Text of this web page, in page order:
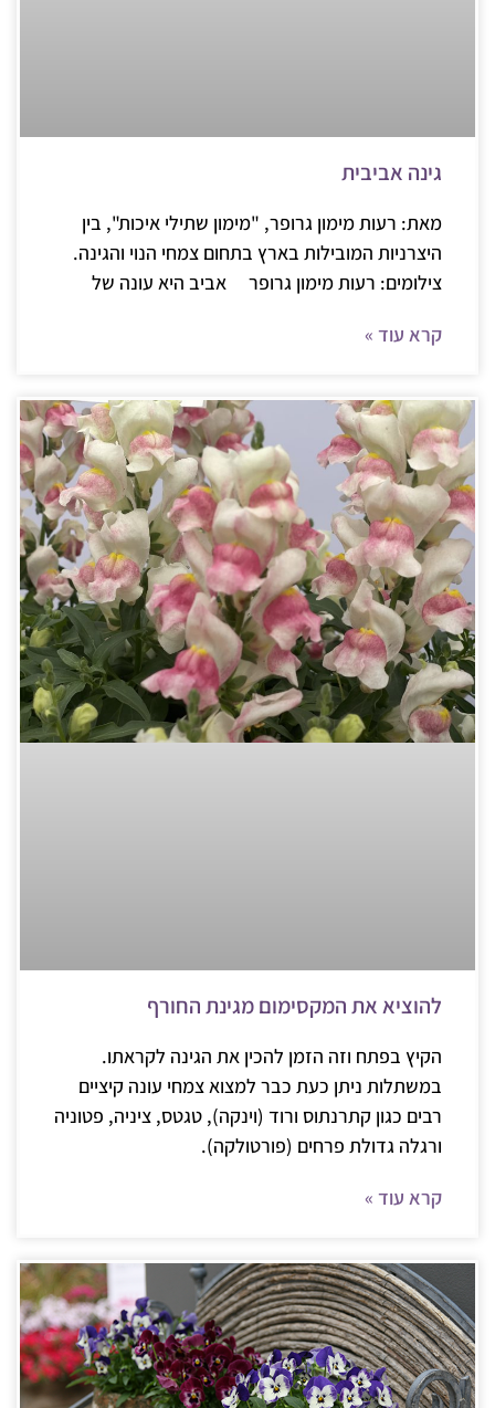
גינה אביבית
מאת: רעות מימון גרופר, "מימון שתילי איכות", בין
היצרניות המובילות בארץ בתחום צמחי הנוי והגינה.
צילומים: רעות מימון גרופר אביב היא עונה של
קרא עוד »
להוציא את המקסימום מגינת החורף
הקיץ בפתח וזה הזמן להכין את הגינה לקראתו.
במשתלות ניתן כעת כבר למצוא צמחי עונה קיציים
רבים כגון קתרנתוס ורוד (וינקה), טגטס, ציניה, פטוניה
ורגלה גדולת פרחים (פורטולקה).
קרא עוד »